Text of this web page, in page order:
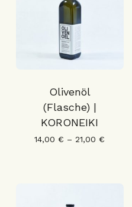
Olivenöl
(Flasche) |
KORONEIKI
14,00€ –21,00€